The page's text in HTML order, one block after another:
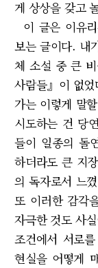
게 상상을 갖고
이 글은 이유
보는 글이다. 내
체 소설 중 큰
사람들』이 없
가는 이렇게 말
시도하는 건 당
들이 일종의 돌
하더라도 큰 지
의 독자로서 느
또 이러한 감각
자극한 것도 사
조건에서 서로
현실을 어떻게